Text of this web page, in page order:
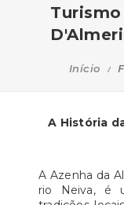
Início
A História
A Azenha da
rio Neiva, é